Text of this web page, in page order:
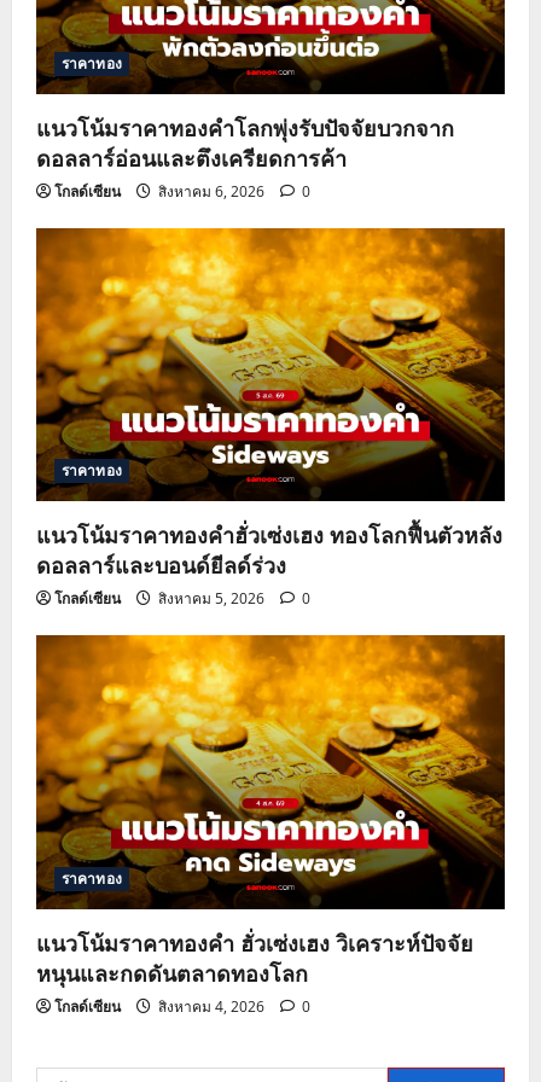
t
i
o
n
ราคาทอง
แนวโน้มราคาทองคำโลกพุ่งรับปัจจัยบวกจาก
ดอลลาร์อ่อนและตึงเครียดการค้า
โกลด์เซียน สิงหาคม 6, 2026 0
ราคาทอง
แนวโน้มราคาทองคำฮั่วเซ่งเฮง ทองโลกฟื้นตัวหลัง
ดอลลาร์และบอนด์ยีลด์ร่วง
โกลด์เซียน สิงหาคม 5, 2026 0
ราคาทอง
แนวโน้มราคาทองคำ ฮั่วเซ่งเฮง วิเคราะห์ปัจจัย
หนุนและกดดันตลาดทองโลก
โกลด์เซียน สิงหาคม 4, 2026 0